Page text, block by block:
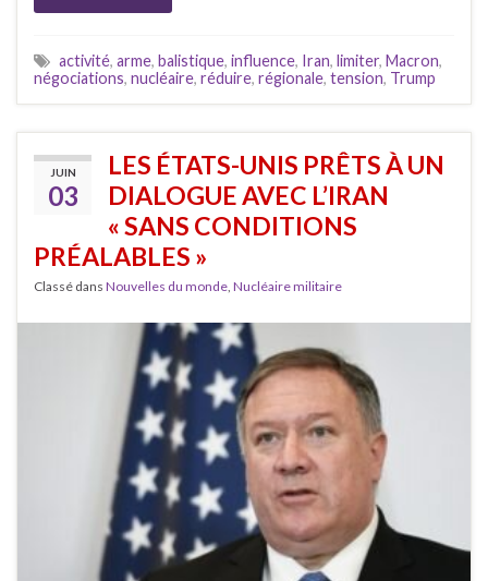
activité, arme, balistique, influence, Iran, limiter, Macron,
négociations, nucléaire, réduire, régionale, tension, Trump
JUIN
03
LES ÉTATS-UNIS PRÊTS À UN
DIALOGUE AVEC L’IRAN
« SANS CONDITIONS
PRÉALABLES »
Classé dans Nouvelles du monde, Nucléaire militaire